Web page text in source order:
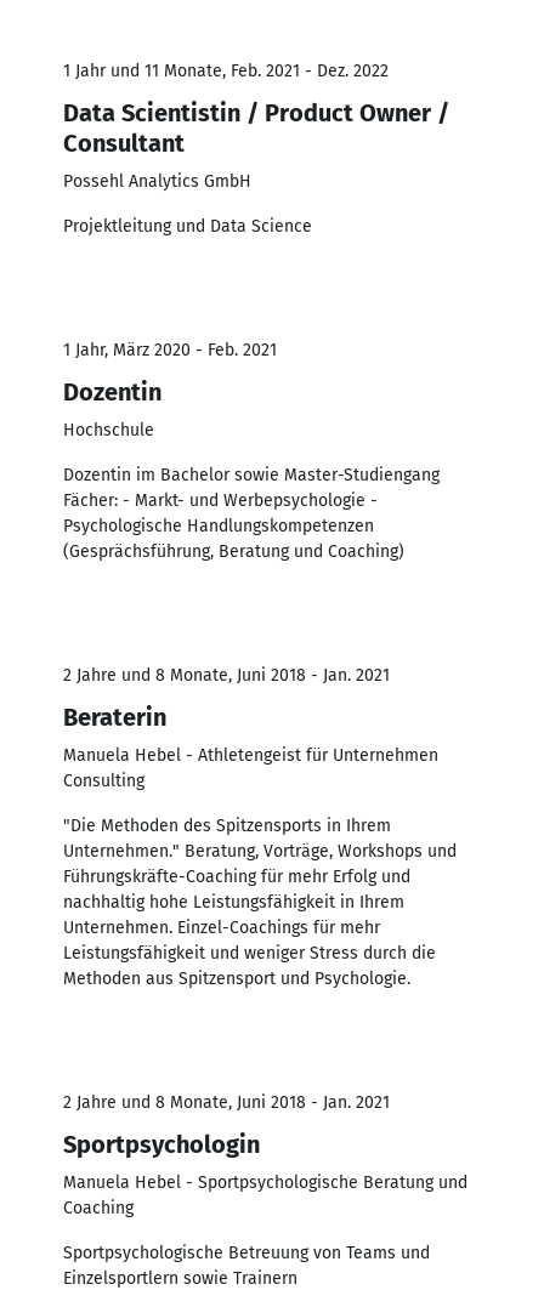
1 Jahr und 11 Monate, Feb. 2021 - Dez. 2022
Data Scientistin / Product Owner /
Consultant
Possehl Analytics GmbH
Projektleitung und Data Science
1 Jahr, März 2020 - Feb. 2021
Dozentin
Hochschule
Dozentin im Bachelor sowie Master-Studiengang
Fächer: - Markt- und Werbepsychologie -
Psychologische Handlungskompetenzen
(Gesprächsführung, Beratung und Coaching)
2 Jahre und 8 Monate, Juni 2018 - Jan. 2021
Beraterin
Manuela Hebel - Athletengeist für Unternehmen
Consulting
"Die Methoden des Spitzensports in Ihrem
Unternehmen." Beratung, Vorträge, Workshops und
Führungskräfte-Coaching für mehr Erfolg und
nachhaltig hohe Leistungsfähigkeit in Ihrem
Unternehmen. Einzel-Coachings für mehr
Leistungsfähigkeit und weniger Stress durch die
Methoden aus Spitzensport und Psychologie.
2 Jahre und 8 Monate, Juni 2018 - Jan. 2021
Sportpsychologin
Manuela Hebel - Sportpsychologische Beratung und
Coaching
Sportpsychologische Betreuung von Teams und
Einzelsportlern sowie Trainern